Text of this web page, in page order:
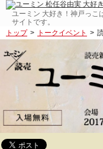
ユーミン 大好き！神戸っこ
サイトです。
トップ
トークイベント